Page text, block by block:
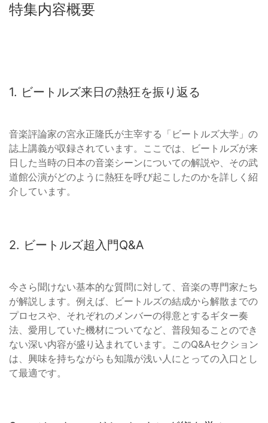
特集内容概要
1. ビートルズ来日の熱狂を振り返る
音楽評論家の宮永正隆氏が主宰する「ビートルズ大学」の
誌上講義が収録されています。ここでは、ビートルズが来
日した当時の日本の音楽シーンについての解説や、その武
道館公演がどのように熱狂を呼び起こしたのかを詳しく紹
介しています。
2. ビートルズ超入門Q&A
今さら聞けない基本的な質問に対して、音楽の専門家たち
が解説します。例えば、ビートルズの結成から解散までの
プロセスや、それぞれのメンバーの得意とするギター奏
法、愛用していた機材についてなど、普段知ることのでき
ない深い内容が盛り込まれています。このQ&Aセクション
は、興味を持ちながらも知識が浅い人にとっての入口とし
て最適です。